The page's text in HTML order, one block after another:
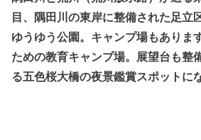
目、隅田川の東岸に整備された足立
ゆうゆう公園。キャンプ場もありま
ための教育キャンプ場。展望台も整
る五色桜大橋の夜景鑑賞スポットに